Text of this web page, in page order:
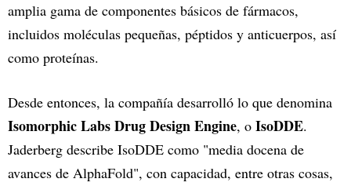
amplia gama de componentes básicos de fármacos,
incluidos moléculas pequeñas, péptidos y anticuerpos, así
como proteínas.
Desde entonces, la compañía desarrolló lo que denomina
Isomorphic Labs Drug Design Engine, o IsoDDE.
Jaderberg describe IsoDDE como "media docena de
avances de AlphaFold", con capacidad, entre otras cosas,